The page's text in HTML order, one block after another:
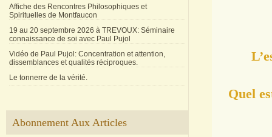
Affiche des Rencontres Philosophiques et
Spirituelles de Montfaucon
19 au 20 septembre 2026 à TREVOUX: Séminaire
connaissance de soi avec Paul Pujol
Vidéo de Paul Pujol: Concentration et attention,
dissemblances et qualités réciproques.
Le tonnerre de la vérité.
Abonnement Aux Articles
Quel